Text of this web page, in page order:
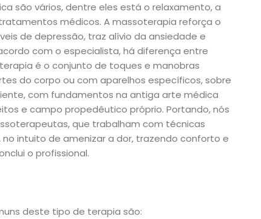
são vários, dentre eles está o relaxamento, a
médicos. A massoterapia reforça o
de depressão, traz alívio da ansiedade e
com o especialista, há diferença entre
é o conjunto de toques e manobras
do corpo ou com aparelhos específicos, sobre
com fundamentos na antiga arte médica
e campo propedêutico próprio. Portando, nós
que trabalham com técnicas
intuito de amenizar a dor, trazendo conforto e
o profissional.
deste tipo de terapia são: